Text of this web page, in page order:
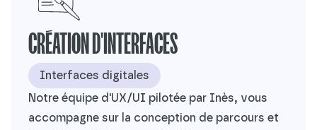
CRÉATION D'INTERFACES
Interfaces digitales
Notre équipe d'UX/UI pilotée par Inès, vous
accompagne sur la conception de parcours et